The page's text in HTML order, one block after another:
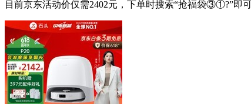
目前京东活动价仅需2402元，下单时搜索“抢福袋③①?”即